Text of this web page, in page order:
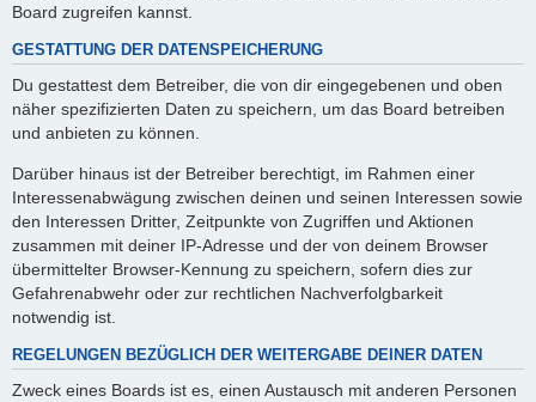
Board zugreifen kannst.
GESTATTUNG DER DATENSPEICHERUNG
Du gestattest dem Betreiber, die von dir eingegebenen und oben
näher spezifizierten Daten zu speichern, um das Board betreiben
und anbieten zu können.
Darüber hinaus ist der Betreiber berechtigt, im Rahmen einer
Interessenabwägung zwischen deinen und seinen Interessen sowie
den Interessen Dritter, Zeitpunkte von Zugriffen und Aktionen
zusammen mit deiner IP-Adresse und der von deinem Browser
übermittelter Browser-Kennung zu speichern, sofern dies zur
Gefahrenabwehr oder zur rechtlichen Nachverfolgbarkeit
notwendig ist.
REGELUNGEN BEZÜGLICH DER WEITERGABE DEINER DATEN
Zweck eines Boards ist es, einen Austausch mit anderen Personen